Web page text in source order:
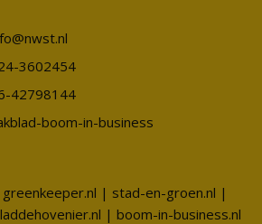
3602454
42798144
boom-in-business
greenkeeper.nl | stad-en-groen.nl |
| boom-in-business.nl